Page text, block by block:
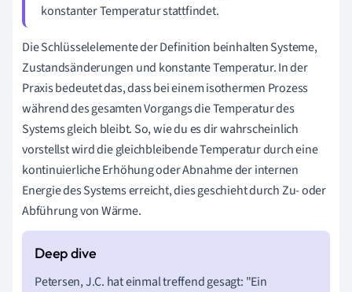
konstanter Temperatur stattfindet.
Die Schlüsselelemente der Definition beinhalten Systeme,
Zustandsänderungen und konstante Temperatur. In der
Praxis bedeutet das, dass bei einem isothermen Prozess
während des gesamten Vorgangs die Temperatur des
Systems gleich bleibt. So, wie du es dir wahrscheinlich
vorstellst wird die gleichbleibende Temperatur durch eine
kontinuierliche Erhöhung oder Abnahme der internen
Energie des Systems erreicht, dies geschieht durch Zu- oder
Abführung von Wärme.
Petersen, J.C. hat einmal treffend gesagt: "Ein